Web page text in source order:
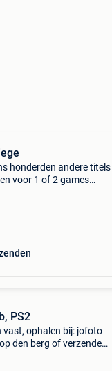
honderden andere titels
voor 1 of 2 games
PS2
vast, ophalen bij: jofoto
den berg of verzenden